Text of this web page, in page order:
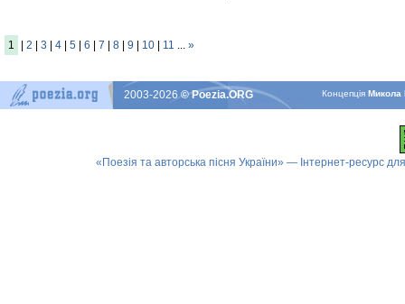
1 2 3 4 5 6 7 8 9 10 11 ... »
КонцепцiяМикола
2003-2026© Poezia.ORG
«Поезія та авторська пісня України» — Інтернет-ресурс